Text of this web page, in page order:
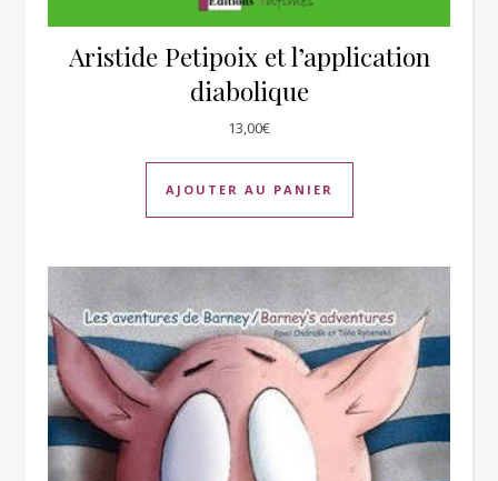
Aristide Petipoix et l’application
diabolique
13,00€
AJOUTER AU PANIER